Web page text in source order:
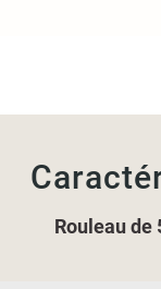
Rouleau